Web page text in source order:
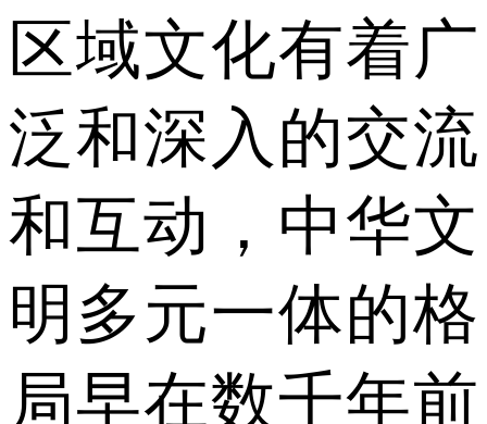
区域文化有着广
泛和深入的交流
和互动，中华文
明多元一体的格
局早在数千年前